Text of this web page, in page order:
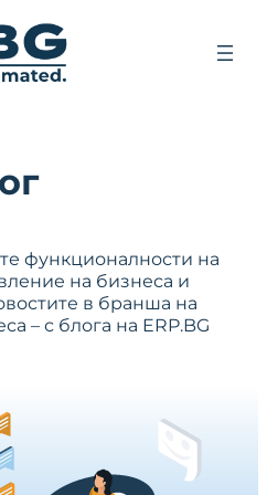
функционалности на
на бизнеса и
в бранша на
– с блога на ERP.BG